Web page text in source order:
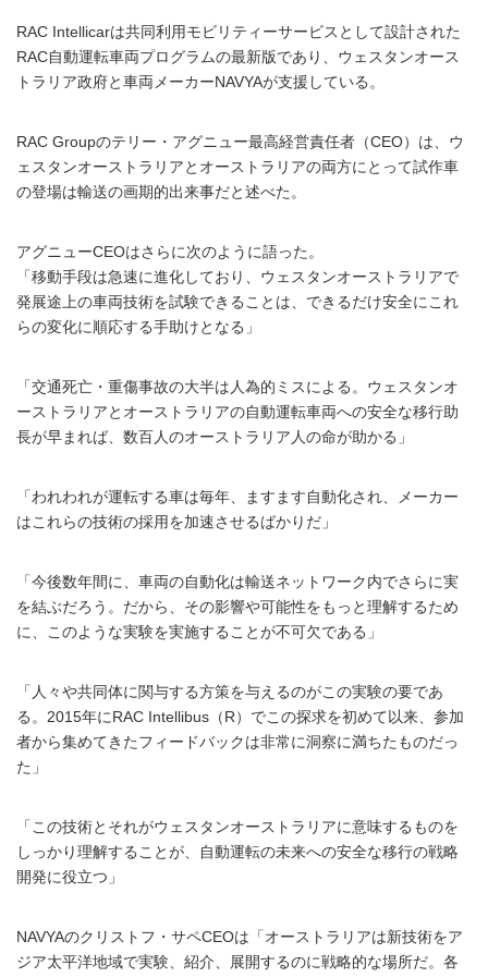
RAC Intellicarは共同利用モビリティーサービスとして設計された
RAC自動運転車両プログラムの最新版であり、ウェスタンオース
トラリア政府と車両メーカーNAVYAが支援している。
RAC Groupのテリー・アグニュー最高経営責任者（CEO）は、ウ
ェスタンオーストラリアとオーストラリアの両方にとって試作車
の登場は輸送の画期的出来事だと述べた。
アグニューCEOはさらに次のように語った。
「移動手段は急速に進化しており、ウェスタンオーストラリアで
発展途上の車両技術を試験できることは、できるだけ安全にこれ
らの変化に順応する手助けとなる」
「交通死亡・重傷事故の大半は人為的ミスによる。ウェスタンオ
ーストラリアとオーストラリアの自動運転車両への安全な移行助
長が早まれば、数百人のオーストラリア人の命が助かる」
「われわれが運転する車は毎年、ますます自動化され、メーカー
はこれらの技術の採用を加速させるばかりだ」
「今後数年間に、車両の自動化は輸送ネットワーク内でさらに実
を結ぶだろう。だから、その影響や可能性をもっと理解するため
に、このような実験を実施することが不可欠である」
「人々や共同体に関与する方策を与えるのがこの実験の要であ
る。2015年にRAC Intellibus（R）でこの探求を初めて以来、参加
者から集めてきたフィードバックは非常に洞察に満ちたものだっ
た」
「この技術とそれがウェスタンオーストラリアに意味するものを
しっかり理解することが、自動運転の未来への安全な移行の戦略
開発に役立つ」
NAVYAのクリストフ・サペCEOは「オーストラリアは新技術をア
ジア太平洋地域で実験、紹介、展開するのに戦略的な場所だ。各